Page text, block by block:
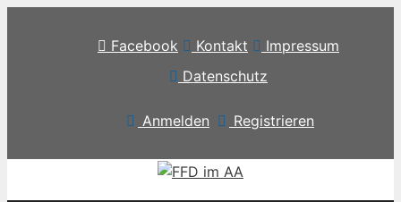
Facebook Kontakt
Impressum
Datenschutz
Anmelden Registrieren